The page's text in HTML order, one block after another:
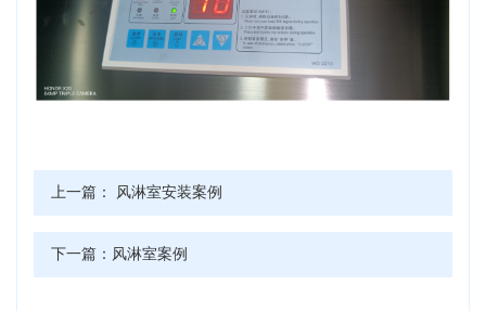
上一篇： 风淋室安装案例
下一篇： 风淋室案例